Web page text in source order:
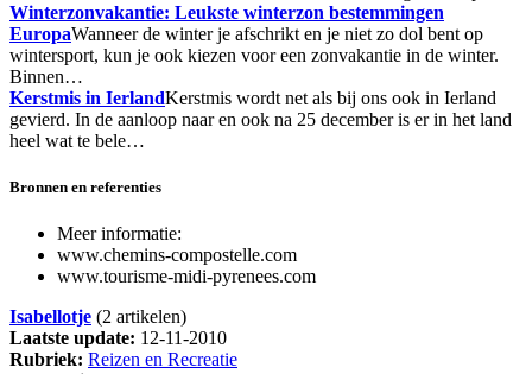
Winterzonvakantie: Leukste winterzon bestemmingen
EuropaWanneer de winter je afschrikt en je niet zo dol bent op
wintersport, kun je ook kiezen voor een zonvakantie in de winter.
Binnen…
Kerstmis in IerlandKerstmis wordt net als bij ons ook in Ierland
gevierd. In de aanloop naar en ook na 25 december is er in het land
heel wat te bele…
Bronnen en referenties
Meer informatie:
www.chemins-compostelle.com
www.tourisme-midi-pyrenees.com
Isabellotje (2 artikelen)
Laatste update: 12-11-2010
Rubriek: Reizen en Recreatie